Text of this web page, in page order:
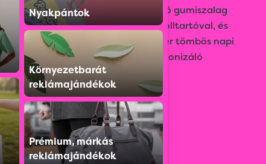
Nyakpántok
Környezetbarát
reklámajándékok
Prémium, márkás
reklámajándékok
Fényes műbőr bevonóval, az átfogó gumiszalag
színével megegyező évszámmal, tolltartóval, és
sarokgömbölyítéssel készített, fehér tömbös napi
naptár, a gumiszalag színével harmonizáló
oromszegővel, jelzőszalaggal és
sarokperforációval.
Színválaszték: